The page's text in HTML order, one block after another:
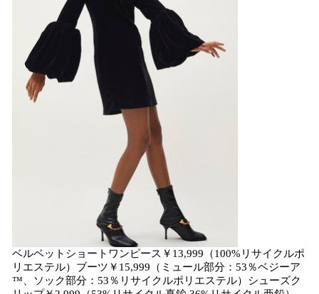
ベルベットショートワンピース￥13,999（100%リサイクルポ
リエステル）ブーツ￥15,999（ミュール部分：53％ベジーア
™、ソック部分：53％リサイクルポリエステル）シューズク